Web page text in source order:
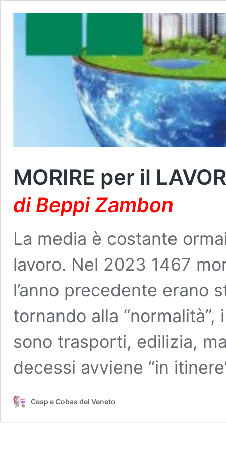
MORIRE per il
di Beppi Zambon
La media è costante
lavoro. Nel 2023 1467
l’anno precedente erano
tornando alla
sono trasporti, edilizia,
decessi avviene “in
Cesp e Cobas del Veneto